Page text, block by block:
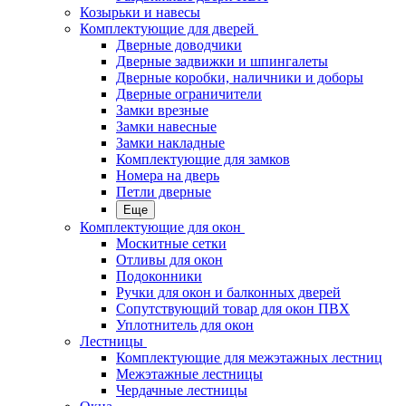
Козырьки и навесы
Комплектующие для дверей
Дверные доводчики
Дверные задвижки и шпингалеты
Дверные коробки, наличники и доборы
Дверные ограничители
Замки врезные
Замки навесные
Замки накладные
Комплектующие для замков
Номера на дверь
Петли дверные
Еще
Комплектующие для окон
Москитные сетки
Отливы для окон
Подоконники
Ручки для окон и балконных дверей
Сопутствующий товар для окон ПВХ
Уплотнитель для окон
Лестницы
Комплектующие для межэтажных лестниц
Межэтажные лестницы
Чердачные лестницы